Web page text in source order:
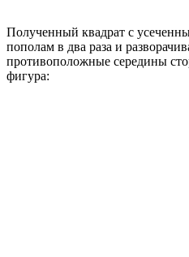
Полученный квадрат с
пополам в два раза и
противоположные середины
фигура: